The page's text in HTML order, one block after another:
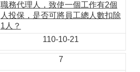
職務代理人，致使一個工作有2個
人投保，是否可將員工總人數扣除
1人？
110-10-21
7